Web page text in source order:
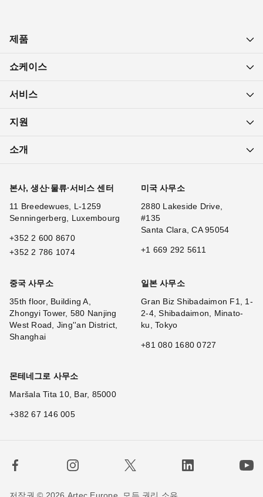
제품
쇼케이스
서비스
지원
소개
본사, 생산·물류·서비스 센터
11 Breedewues, L-1259
Senningerberg, Luxembourg
+352 2 600 8670
+352 2 786 1074
미국 사무소
2880 Lakeside Drive,
#135
Santa Clara, CA 95054
+1 669 292 5611
중국 사무소
35th floor, Building A,
Zhongyi Tower, 580 Nanjing
West Road, Jing''an District,
Shanghai
일본 사무소
Gran Biz Shibadaimon F1, 1-
2-4, Shibadaimon, Minato-
ku, Tokyo
+81 080 1680 0727
몬테네그로 사무소
Maršala Tita 10, Bar, 85000
+382 67 146 005